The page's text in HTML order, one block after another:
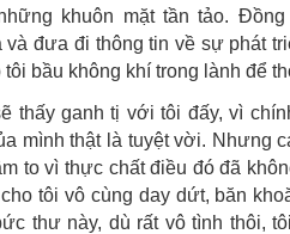
khuôn mặt tần tảo.
và đưa đi thông tin về sự phát
tôi bầu không khí trong lành để
thấy ganh tị với tôi đấy, vì
mình thật là tuyệt vời. Nhưng
to vì thực chất điều đó đã
tôi vô cùng day dứt, băn
thư này, dù rất vô tình thôi,